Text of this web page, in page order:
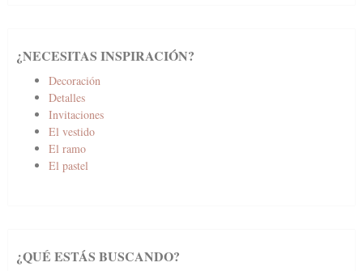
¿NECESITAS INSPIRACIÓN?
Decoración
Detalles
Invitaciones
El vestido
El ramo
El pastel
¿QUÉ ESTÁS BUSCANDO?